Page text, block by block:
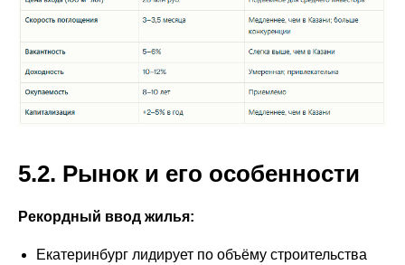
5.2. Рынок и его особенности
Рекордный ввод жилья:
Екатеринбург лидирует по объёму строительства